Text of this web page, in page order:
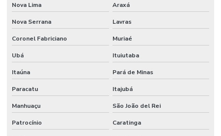
Nova Lima Araxá
Nova Serrana Lavras
Coronel Fabriciano Muriaé
Ubá Ituiutaba
Itaúna Pará de Minas
Paracatu Itajubá
Manhuaçu São João del Rei
Patrocínio Caratinga